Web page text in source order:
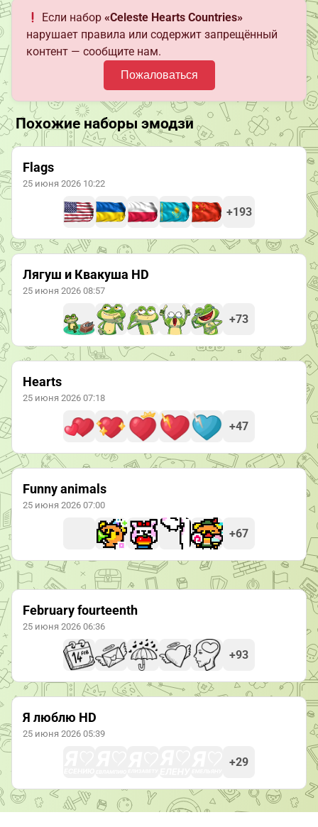
Если набор«Celeste Hearts Countries»
нарушает правила или содержит запрещённый
контент — сообщите нам.
Пожаловаться
Похожие наборы эмодзи
Flags
25 июня 2026 10:22
+193
Лягуш и Квакуша HD
25 июня 2026 08:57
+73
Hearts
25 июня 2026 07:18
+47
Funny animals
25 июня 2026 07:00
+67
February fourteenth
25 июня 2026 06:36
+93
Я люблю HD
25 июня 2026 05:39
+29